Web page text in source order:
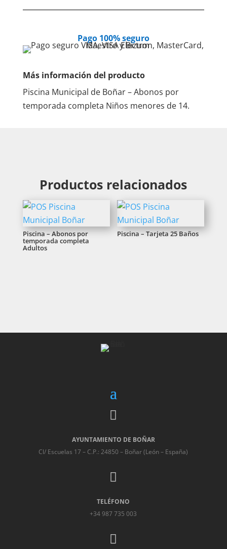
temporada
cantidad
Pago 100% seguro
Más información del producto
Piscina Municipal de Boñar – Abonos por
temporada completa Niños menores de 14.
Productos relacionados
Piscina – Abonos por
temporada completa
Adultos
Piscina – Tarjeta 25 Baños

AYUNTAMIENTO DE BOÑAR
Cl/ Escuelas 17 – C.P.: 24850 – Boñar (León – España)

TELÉFONO
+34 987 735 003
